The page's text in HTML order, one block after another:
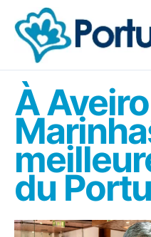
contenu
À
du